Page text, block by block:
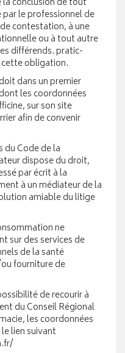
le professionnel de
contestation, à une
ou à tout autre
différends. pratic-
cette obligation.
dans un premier
les coordonnées
sur son site
afin de convenir
Code de la
dispose du droit,
par écrit à la
à un médiateur de la
amiable du litige
ne
sur des services de
de la santé
fourniture de
de recourir à
du Conseil Régional
les coordonnées
lien suivant